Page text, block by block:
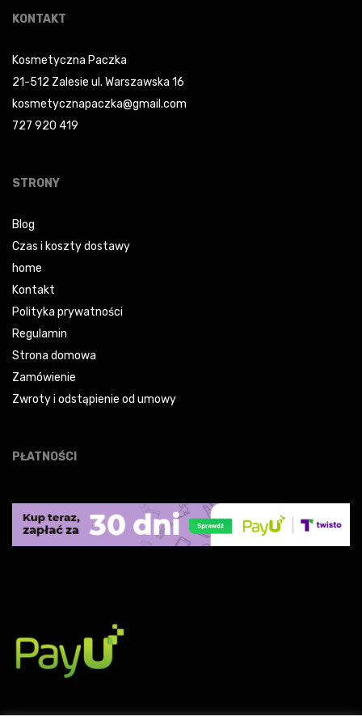
KONTAKT
Kosmetyczna Paczka
21-512 Zalesie ul. Warszawska 16
kosmetycznapaczka@gmail.com
727 920 419
STRONY
Blog
Czas i koszty dostawy
home
Kontakt
Polityka prywatności
Regulamin
Strona domowa
Zamówienie
Zwroty i odstąpienie od umowy
PŁATNOŚCI